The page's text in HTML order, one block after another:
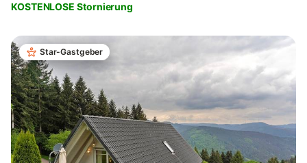
KOSTENLOSE Stornierung
Star-Gastgeber